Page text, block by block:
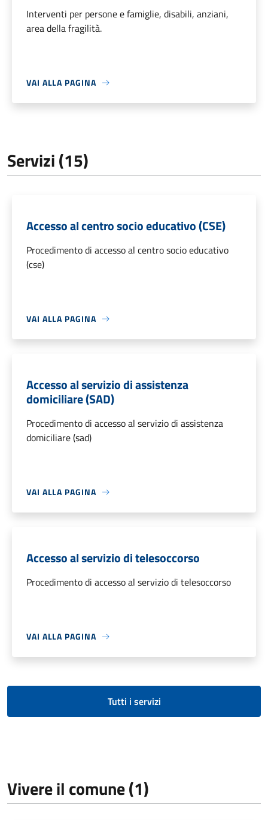
Interventi per persone e famiglie, disabili, anziani,
area della fragilità.
VAI ALLA PAGINA
Servizi (15)
Accesso al centro socio educativo (CSE)
Procedimento di accesso al centro socio educativo
(cse)
VAI ALLA PAGINA
Accesso al servizio di assistenza
domiciliare (SAD)
Procedimento di accesso al servizio di assistenza
domiciliare (sad)
VAI ALLA PAGINA
Accesso al servizio di telesoccorso
Procedimento di accesso al servizio di telesoccorso
VAI ALLA PAGINA
Tutti i servizi
Vivere il comune (1)